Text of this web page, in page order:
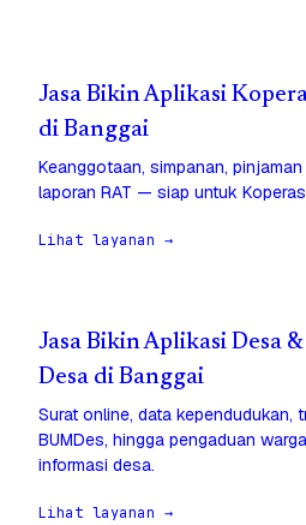
Jasa Bikin Aplikasi
di Banggai
Keanggotaan, simpanan,
laporan RAT — siap untuk
Lihat layanan →
Jasa Bikin Aplikasi Desa
Desa di Banggai
Surat online, data kependudukan,
BUMDes, hingga pengaduan
informasi desa.
Lihat layanan →